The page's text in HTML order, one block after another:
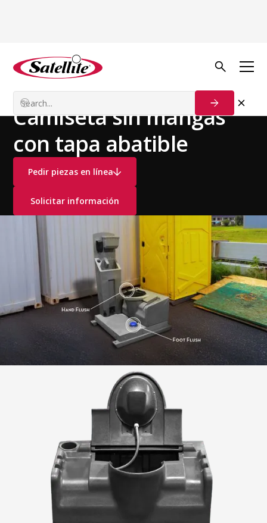
Ver todos los productos
Baños Portátiles Sistemas Flush
Camiseta sin mangas
con tapa abatible
Pedir piezas en línea
Solicitar información